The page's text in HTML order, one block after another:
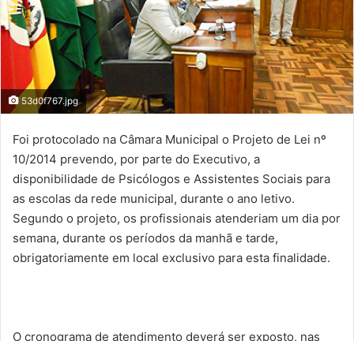
53d0f767.jpg
Foi protocolado na Câmara Municipal o Projeto de Lei nº
10/2014 prevendo, por parte do Executivo, a
disponibilidade de Psicólogos e Assistentes Sociais para
as escolas da rede municipal, durante o ano letivo.
Segundo o projeto, os profissionais atenderiam um dia por
semana, durante os períodos da manhã e tarde,
obrigatoriamente em local exclusivo para esta finalidade.
O cronograma de atendimento deverá ser exposto, nas